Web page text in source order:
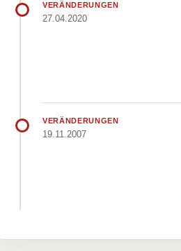
VERÄNDERUNGEN
27.04.2020
VERÄNDERUNGEN
19.11.2007